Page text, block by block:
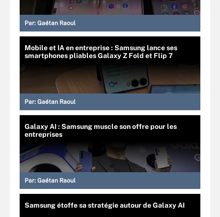
Par: Gaétan Raoul
Mobile et IA en entreprise : Samsung lance ses
smartphones pliables Galaxy Z Fold et Flip 7
Par: Gaétan Raoul
Galaxy AI : Samsung muscle son offre pour les
entreprises
Par: Gaétan Raoul
Samsung étoffe sa stratégie autour de Galaxy AI